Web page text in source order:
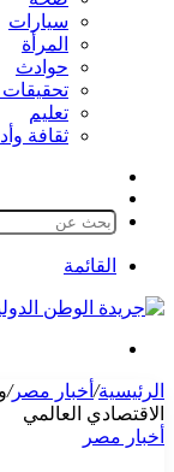
سيارات
المرأة
حوادث
تعليم
ثقافة
المظلم
القائمة
الرئيسية/ أخبار مصر/
الاقتصادي العالمي
أخبار مصر